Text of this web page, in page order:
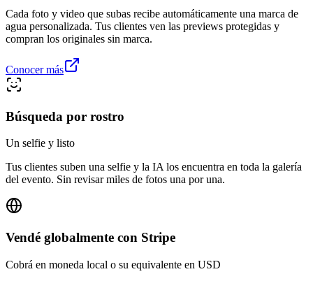
Cada foto y video que subas recibe automáticamente una marca de
agua personalizada. Tus clientes ven las previews protegidas y
compran los originales sin marca.
Conocer más
Búsqueda por rostro
Un selfie y listo
Tus clientes suben una selfie y la IA los encuentra en toda la galería
del evento. Sin revisar miles de fotos una por una.
Vendé globalmente con Stripe
Cobrá en moneda local o su equivalente en USD